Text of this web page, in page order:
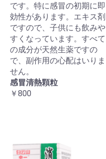
です。特に感冒の初期に即
効性があります。エキス剤
ですので、子供にも飲みや
すくなっています。すべて
の成分が天然生薬ですの
で、副作用の心配はいりま
せん。
感冒清熱顆粒
￥800